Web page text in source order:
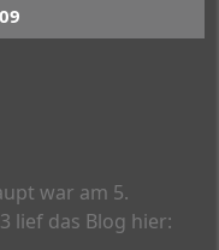
war am 5.
lief das Blog hier: